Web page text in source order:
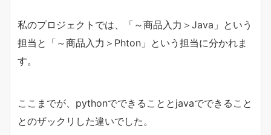
私のプロジェクトでは、「～商品入力＞Java」という
担当と「～商品入力＞Phton」という担当に分かれま
す。
ここまでが、pythonでできることとjavaでできること
とのザックリした違いでした。